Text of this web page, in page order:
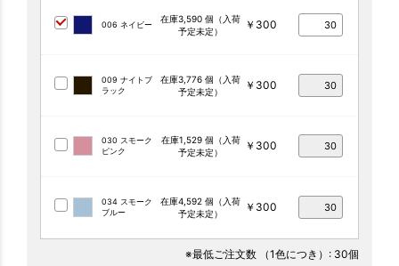
006 ネイビー
在庫3,590 個（入荷
予定未定）
￥300
009 ナイトブ
ラック
在庫3,776 個（入荷
予定未定）
￥300
030 スモーク
ピンク
在庫1,529 個（入荷
予定未定）
￥300
034 スモーク
ブルー
在庫4,592 個（入荷
予定未定）
￥300
※最低ご注文数 （1色につき） : 30個